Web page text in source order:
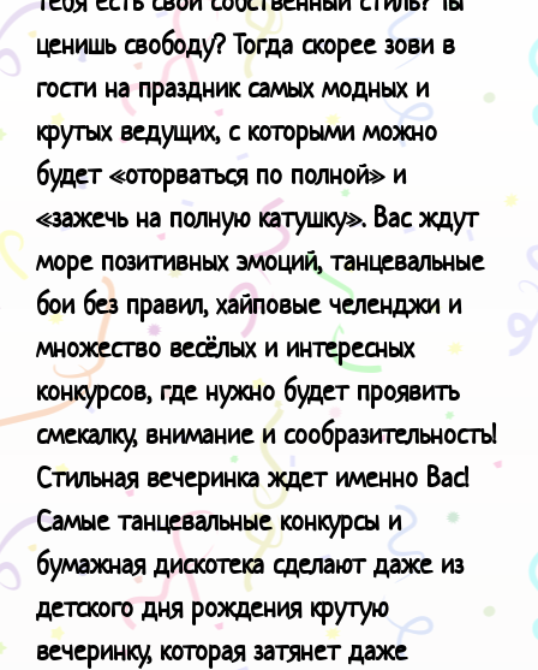
ценишь свободу? Тогда скорее зови в
гости на праздник самых модных и
крутых ведущих, с которыми можно
будет «оторваться по полной» и
«зажечь на полную катушку». Вас ждут
море позитивных эмоций, танцевальные
бои без правил, хайповые челенджи и
множество весёлых и интересных
конкурсов, где нужно будет проявить
смекалку, внимание и сообразительность!
Стильная вечеринка ждет именно Вас!
Самые танцевальные конкурсы и
бумажная дискотека сделают даже из
детского дня рождения крутую
вечеринку, которая затянет даже